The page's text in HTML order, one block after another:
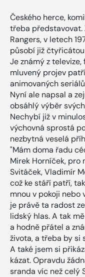
Českého herce,
třeba představovat.
Rangers, v letech
působí již čtyřicátou
Je známý z
mluvený projev
animovaných
Nyní ale napsal a
obsáhlý výběr
Nechybí již v
výchovná sprostá
nezbytná veselá
"Mám doma řadu
Mirek Horníček, pro
Svitáček, Vladimír
což ke stáří patří,
mnou v pokoji nebo
je právě ta radost
lidský hlas. A tak
a hodně přátel a
života, a třeba by si
A také jsem si
kázat. Opravdu
sranda víc než celý